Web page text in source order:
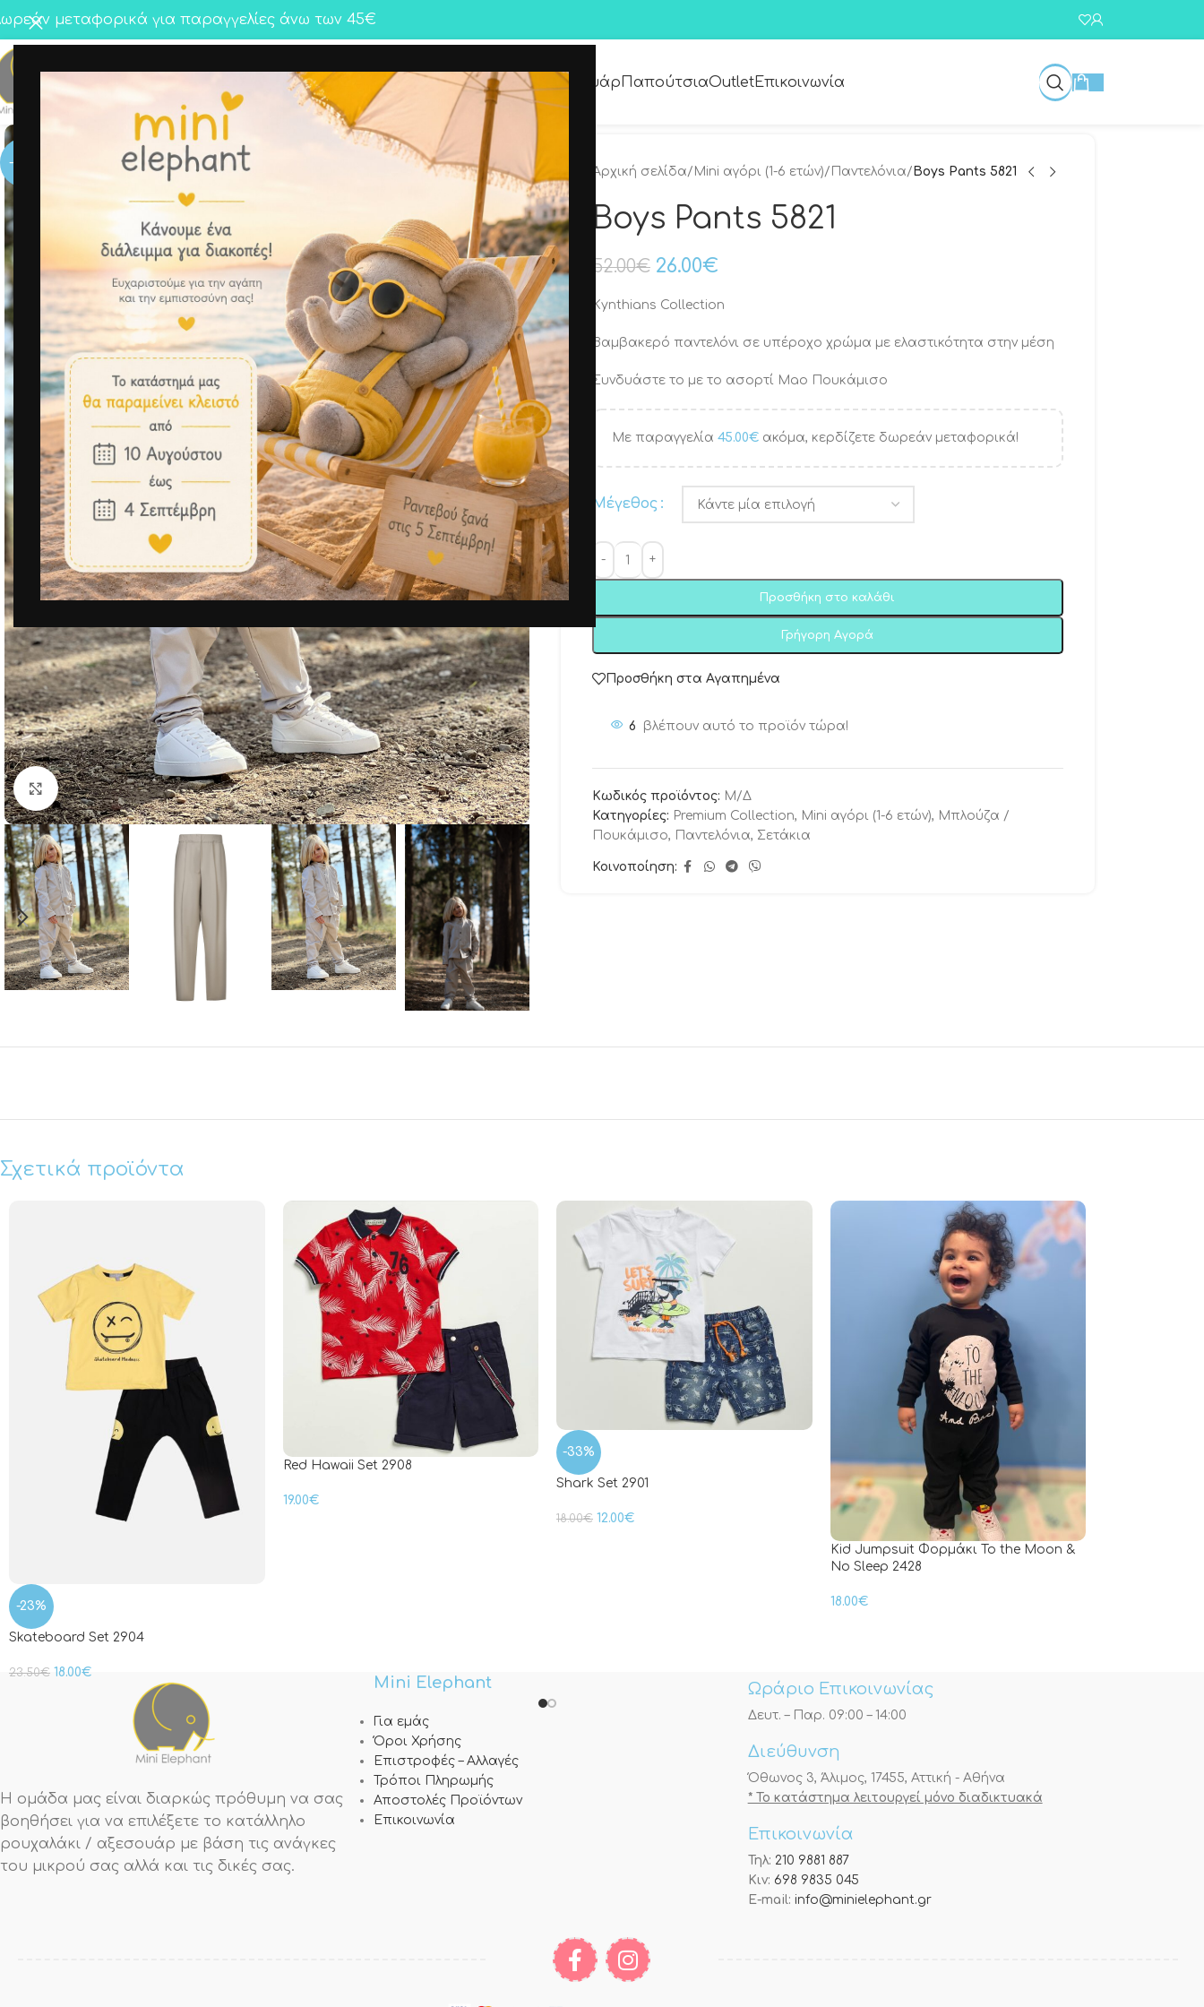
μεταφορικά για παραγγελίες άνω των 45€
ΚορίτσιΑγόρι Twins Premium Collection Αξεσουάρ ΠαπούτσιαOutletΕπικοινωνία
-50%
Μεγέθυνση
Αρχική σελίδα/ Μini αγόρι (1-6 ετών)/ Παντελόνια/ Boys Pants 5821
Boys Pants 5821
52.00€ 26.00€
Kynthians Collection
Βαμβακερό παντελόνι σε υπέροχο χρώμα με ελαστικότητα στην μέση
Συνδυάστε το με το ασορτί Mao Πουκάμισο
Με παραγγελία 45.00€ακόμα, κερδίζετε δωρεάν μεταφορικά!
Μέγεθος
Προσθήκη στο καλάθι
Γρήγορη Αγορά
Προσθήκη στα Αγαπημένα
6 βλέπουν αυτό το προϊόν τώρα!
Κωδικός προϊόντος: Μ/Δ
Κατηγορίες: Premium Collection, Μini αγόρι (1-6 ετών), Μπλούζα /
Πουκάμισο, Παντελόνια, Σετάκια
Κοινοποίηση:
Σχετικά προϊόντα
-23%
Skateboard Set 2904
23.50€ 18.00€
Red Hawaii Set 2908
19.00€
-33%
Shark Set 2901
18.00€ 12.00€
Kid Jumpsuit Φορμάκι To the Moon &
No Sleep 2428
18.00€
Η ομάδα μας είναι διαρκώς πρόθυμη να σας
βοηθήσει για να επιλέξετε το κατάλληλο
ρουχαλάκι / αξεσουάρ με βάση τις ανάγκες
του μικρού σας αλλά και τις δικές σας.
Mini Elephant
Για εμάς
Όροι Χρήσης
Επιστροφές – Αλλαγές
Τρόποι Πληρωμής
Αποστολές Προϊόντων
Επικοινωνία
Ωράριο Επικοινωνίας
Δευτ. – Παρ. 09:00 – 14:00
Διεύθυνση
Όθωνος 3, Άλιμος, 17455, Αττική - Αθήνα
* Το κατάστημα λειτουργεί μόνο διαδικτυακά
Επικοινωνία
Τηλ: 210 9881 887
Κιν: 698 9835 045
E-mail: info@minielephant.gr